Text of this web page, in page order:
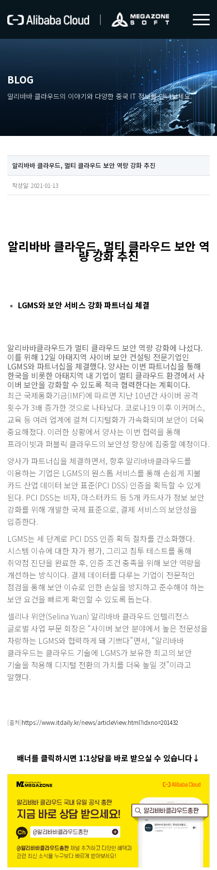
BLOG
알리바바 클라우드의 이야기와 다양한 중국 IT 정보를 만나보세요.
알리바바 클라우드, 멀티 클라우드 보안 역량 강화 추진
작성일: 2021-01-13
알리바바 클라우드, 멀티 클라우드 보안 역
량 강화 추진
LGMS와 보안 서비스 강화 파트너십 체결
알리바바클라우드가 멀티 클라우드 보안 역량 강화에 나섰다.
이를 위해 12일 아태지역 사이버 보안 컨설팅 전문기업인
LGMS와 파트너십을 체결했다. 양사는 이번 파트너십을 통해
한국을 비롯한 아태지역 내 기업이 멀티 클라우드 환경에서 사
이버 보안을 강화할 수 있도록 적극 협력한다는 계획이다.
최근 국제통화기금(IMF)에 따르면 지난 10년간 사이버 공격
횟수가 3배 증가한 것으로 나타났다. 코로나19 이후 이커머스,
교육 등 여러 업계에 걸쳐 디지털화가 가속화되며 보안이 더욱
중요해졌다. 이러한 상황에서 양사는 이번 협력을 통해
프라이빗과 퍼블릭 클라우드의 보안성 향상에 집중할 예정이다.
양사가 파트너십을 체결하면서, 향후 알리바바클라우드를
이용하는 기업은 LGMS의 원스톱 서비스를 통해 손쉽게 지불
카드 산업 데이터 보안 표준(PCI DSS) 인증을 획득할 수 있게
된다. PCI DSS는 비자, 마스터카드 등 5개 카드사가 정보 보안
강화를 위해 개발한 국제 표준으로, 결제 서비스의 보안성을
입증한다.
LGMS는 세 단계로 PCI DSS 인증 획득 절차를 간소화했다.
시스템 이슈에 대한 자가 평가, 그리고 침투 테스트를 통해
취약점 진단을 완료한 후, 인증 조건 충족을 위해 보안 역량을
개선하는 방식이다. 결제 데이터를 다루는 기업이 전문적인
점검을 통해 보안 이슈로 인한 손실을 방지하고 준수해야 하는
보안 요건을 빠르게 확인할 수 있도록 돕는다.
셀리나 위안(Selina Yuan) 알리바바 클라우드 인텔리전스
글로벌 사업 부문 회장은 “사이버 보안 분야에서 높은 전문성을
자랑하는 LGMS와 협력하게 돼 기쁘다”면서, “알리바바
클라우드는 클라우드 기술에 LGMS가 보유한 최고의 보안
기술을 적용해 디지털 전환의 가치를 더욱 높일 것”이라고
말했다.
[출처]https://www.itdaily.kr/news/articleView.html?idxno=201432
배너를 클릭하시면 1:1상담을 바로 받으실 수 있습니다↓